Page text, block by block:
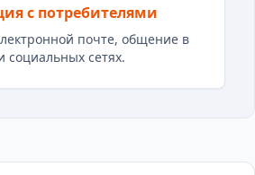
с потребителями
почте, общение в
социальных сетях.